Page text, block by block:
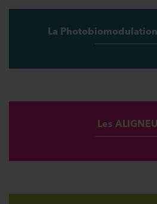
La Photobiomodulation
Les